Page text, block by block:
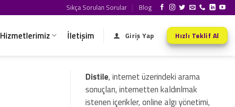
Sıkça Sorulan Sorular Blog
Hizmetlerimiz İletişim Giriş Yap Hızlı Teklif Al
Distile, internet üzerindeki arama
sonuçları, internetten kaldırılmak
istenen içerikler, online algı yönetimi,